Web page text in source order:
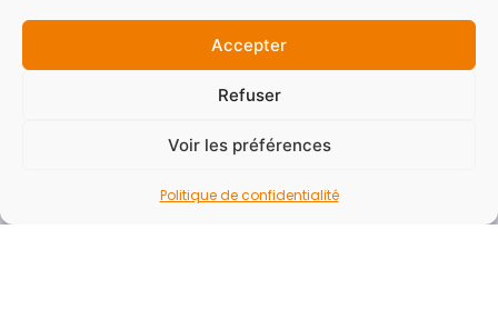
Accepter
Refuser
Voir les préférences
Politique de confidentialité
Démarches
Marchés publics
Documents budgétaires
Documentations